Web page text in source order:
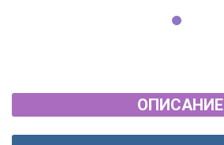
ОПИСАНИЕ